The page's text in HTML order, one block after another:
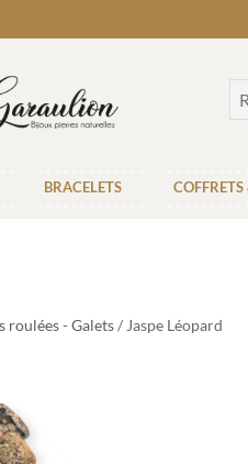
BRACELETS
roulées - Galets/ Jaspe Léopard